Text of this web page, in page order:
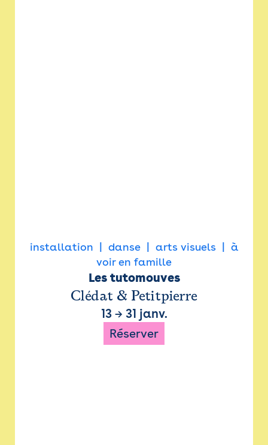
installation danse arts visuels
à
voir en famille
Les tutomouves
Clédat & Petitpierre
13→ 31 janv.
Réserver